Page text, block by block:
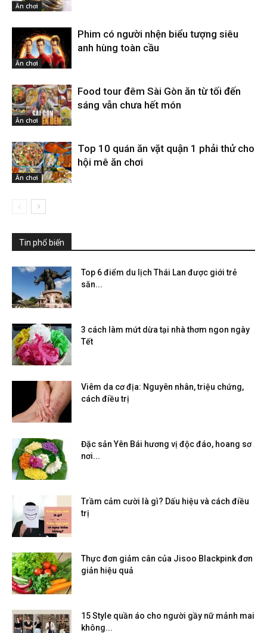
Ăn chơi
Ăn chơi
Phim có người nhện biểu tượng siêu
anh hùng toàn cầu
Ăn chơi
Food tour đêm Sài Gòn ăn từ tối đến
sáng vẫn chưa hết món
Ăn chơi
Top 10 quán ăn vặt quận 1 phải thử cho
hội mê ăn chơi
Tin phổ biến
Top 6 điểm du lịch Thái Lan được giới trẻ
săn...
3 cách làm mứt dừa tại nhà thơm ngon ngày
Tết
Viêm da cơ địa: Nguyên nhân, triệu chứng,
cách điều trị
Đặc sản Yên Bái hương vị độc đáo, hoang sơ
nơi...
Trầm cảm cười là gì? Dấu hiệu và cách điều
trị
Thực đơn giảm cân của Jisoo Blackpink đơn
giản hiệu quả
15 Style quần áo cho người gầy nữ mảnh mai
không...